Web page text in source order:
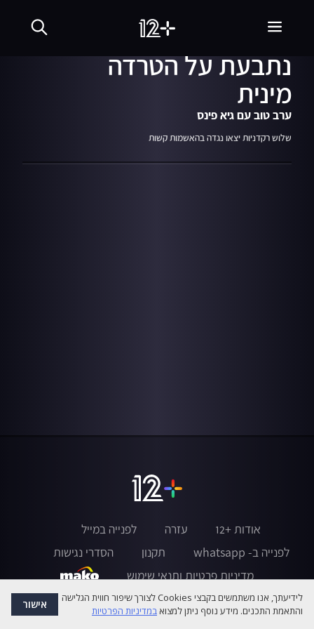
מפתיע: הזמרת ליזו
נתבעת על הטרדה
מינית
ערב טוב עם גיא פינס
שלוש רקדניות יצאו נגדה בהאשמות קשות
אודות +12 עזרה
לפנייה במייל
לפנייה ב- whatsapp
תקנון
הסדרי נגישות
מדיניות פרטיות ותנאי שימוש
לידיעתך, אנו משתמשים בקבצי Cookies לצורך שיפור חווית הגלישה
והתאמת התכנים. מידע נוסף ניתן למצואבמדיניות הפרטיות אישור